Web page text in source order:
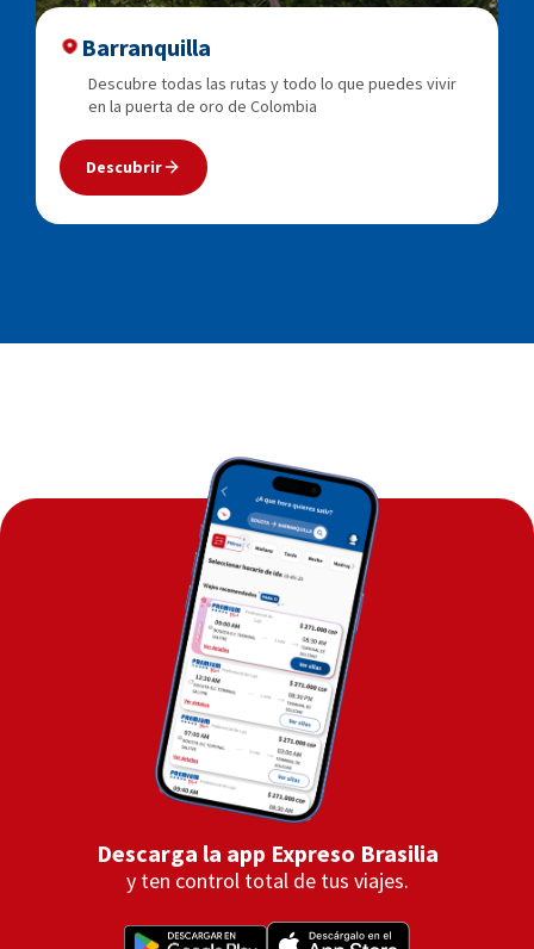
Barranquilla
Descubre todas las rutas y todo lo que puedes vivir
en la puerta de oro de Colombia
Descubrir
Descarga la app Expreso Brasilia
y ten control total de tus viajes.